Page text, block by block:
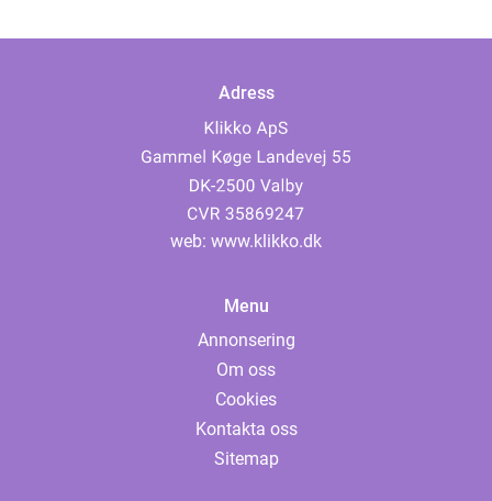
Adress
web: www.klikko.dk
Menu
Annonsering
Om oss
Cookies
Kontakta oss
Sitemap